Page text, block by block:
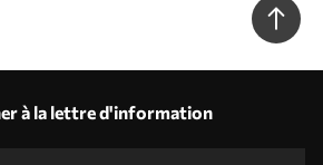
à la lettre d'information